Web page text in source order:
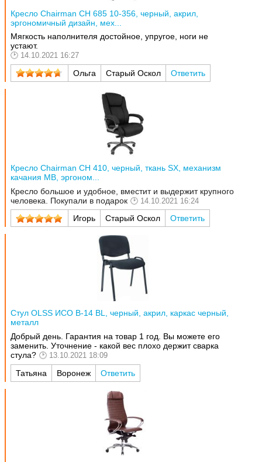
Кресло Chairman CH 685 10-356, черный, акрил,
эргономичный дизайн, мех...
Мягкость наполнителя достойное, упругое, ноги не
устают.
14.10.2021 16:27
Ольга Старый Оскол Ответить
Кресло Chairman CH 410, черный, ткань SX, механизм
качания MB, эргоном...
Кресло большое и удобное, вместит и выдержит крупного
человека. Покупали в подарок
14.10.2021 16:24
Игорь Старый Оскол Ответить
Стул OLSS ИСО В-14 BL, черный, акрил, каркас черный,
металл
Добрый день. Гарантия на товар 1 год. Вы можете его
заменить. Уточнение - какой вес плохо держит сварка
стула?
13.10.2021 18:09
Татьяна Воронеж Ответить